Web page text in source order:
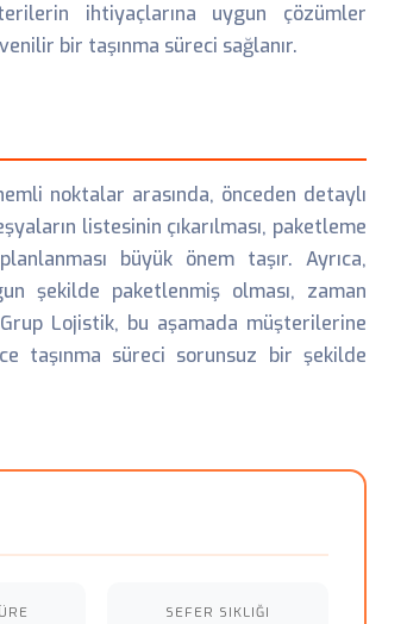
ihtiyaçlarına uygun çözümler
bir taşınma süreci sağlanır.
noktalar arasında, önceden detaylı
listesinin çıkarılması, paketleme
büyük önem taşır. Ayrıca,
şekilde paketlenmiş olması, zaman
Grup Lojistik, bu aşamada müşterilerine
taşınma süreci sorunsuz bir şekilde
SEFER SIKLIĞI